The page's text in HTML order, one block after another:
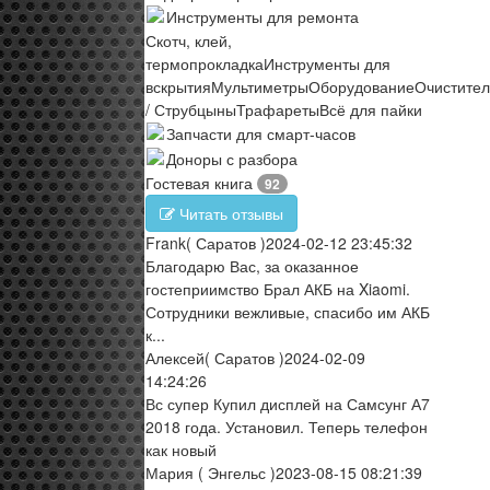
Инструменты для ремонта
Скотч, клей,
термопрокладкаИнструменты для
вскрытияМультиметрыОборудование
/ СтрубцыныТрафаретыВсё для пайки
Запчасти для смарт-часов
Доноры с разбора
Гостевая книга
92
Читать отзывы
Frank( Саратов )2024-02-12 23:45:32
Благодарю Вас, за оказанное
гостеприимство Брал АКБ на Xiaomi.
Сотрудники вежливые, спасибо им АКБ
к...
Алексей( Саратов )2024-02-09
14:24:26
Вс супер Купил дисплей на Самсунг А7
2018 года. Установил. Теперь телефон
как новый
Мария ( Энгельс )2023-08-15 08:21:39